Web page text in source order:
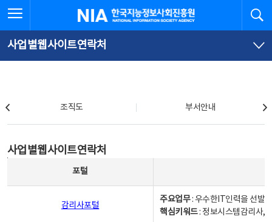
문
로
가
체
뉴
바
가
한국지능정보사회진흥원
사업별웹사이트연락처
조직도 부서안내
사업별웹사이트연락처
포털
감리사포털
주요업무: 우수한IT인력을 선발
핵심키워드: 정보시스템감리사,